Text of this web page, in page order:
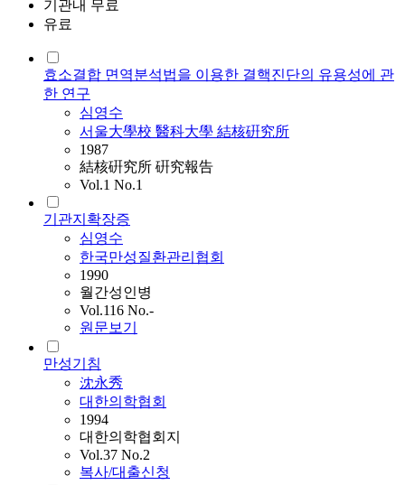
기관내 무료
유료
효소결합 면역분석법을 이용한 결핵진단의 유용성에 관
한 연구
심영수
서울大學校 醫科大學 結核硏究所
1987
結核硏究所 硏究報告
Vol.1 No.1
기관지확장증
심영수
한국만성질환관리협회
1990
월간성인병
Vol.116 No.-
원문보기
만성기침
沈永秀
대한의학협회
1994
대한의학협회지
Vol.37 No.2
복사/대출신청